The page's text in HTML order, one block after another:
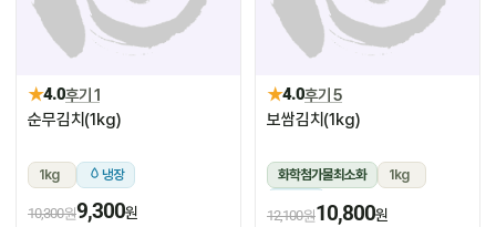
★4.0후기 1
순무김치(1kg)
1kg 냉장
10,300원9,300원
★4.0후기 5
보쌈김치(1kg)
화학첨가물최소화
1kg
12,100원10,800원